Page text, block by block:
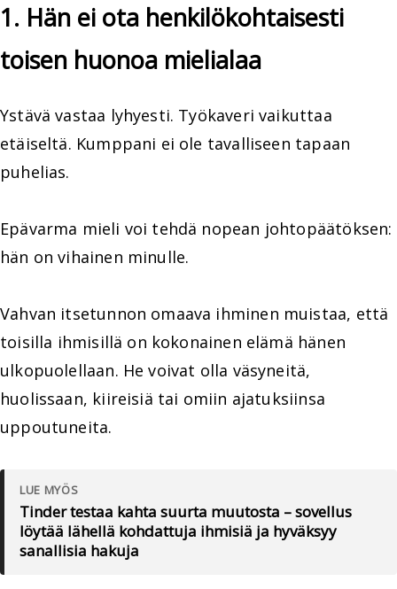
1. Hän ei ota henkilökohtaisesti
toisen huonoa mielialaa
Ystävä vastaa lyhyesti. Työkaveri vaikuttaa
etäiseltä. Kumppani ei ole tavalliseen tapaan
puhelias.
Epävarma mieli voi tehdä nopean johtopäätöksen:
hän on vihainen minulle.
Vahvan itsetunnon omaava ihminen muistaa, että
toisilla ihmisillä on kokonainen elämä hänen
ulkopuolellaan. He voivat olla väsyneitä,
huolissaan, kiireisiä tai omiin ajatuksiinsa
uppoutuneita.
LUE MYÖS
Tinder testaa kahta suurta muutosta – sovellus
löytää lähellä kohdattuja ihmisiä ja hyväksyy
sanallisia hakuja